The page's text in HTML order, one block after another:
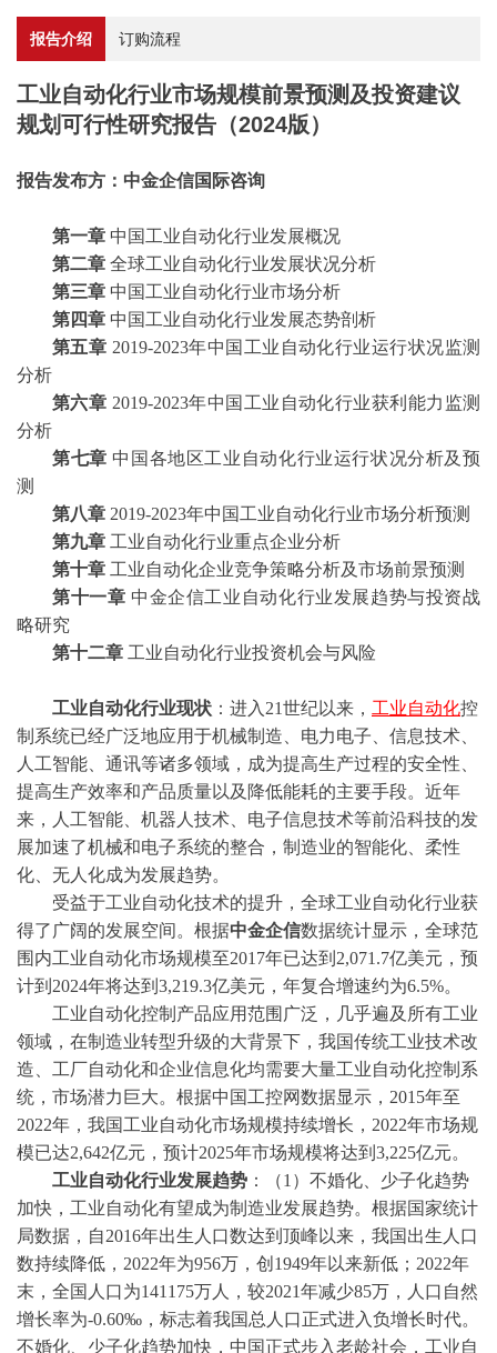
报告介绍 订购流程
工业自动化行业市场规模前景预测及投资建议
规划可行性研究报告（2024版）
报告发布方：中金企信国际咨询
第一章 中国工业自动化行业发展概况
第二章 全球工业自动化行业发展状况分析
第三章 中国工业自动化行业市场分析
第四章 中国工业自动化行业发展态势剖析
第五章 2019-2023年中国工业自动化行业运行状况监测
分析
第六章 2019-2023年中国工业自动化行业获利能力监测
分析
第七章 中国各地区工业自动化行业运行状况分析及预
测
第八章 2019-2023年中国工业自动化行业市场分析预测
第九章 工业自动化行业重点企业分析
第十章 工业自动化企业竞争策略分析及市场前景预测
第十一章 中金企信工业自动化行业发展趋势与投资战
略研究
第十二章 工业自动化行业投资机会与风险
工业自动化行业现状 ：进入21世纪以来， 工业自动化控
制系统已经广泛地应用于机械制造、电力电子、信息技术、
人工智能、通讯等诸多领域，成为提高生产过程的安全性、
提高生产效率和产品质量以及降低能耗的主要手段。近年
来，人工智能、机器人技术、电子信息技术等前沿科技的发
展加速了机械和电子系统的整合，制造业的智能化、柔性
化、无人化成为发展趋势。
受益于工业自动化技术的提升，全球工业自动化行业获
得了广阔的发展空间。根据中金企信数据统计显示，全球范
围内工业自动化市场规模至2017年已达到2,071.7亿美元，预
计到2024年将达到3,219.3亿美元，年复合增速约为6.5%。
工业自动化控制产品应用范围广泛，几乎遍及所有工业
领域，在制造业转型升级的大背景下，我国传统工业技术改
造、工厂自动化和企业信息化均需要大量工业自动化控制系
统，市场潜力巨大。根据中国工控网数据显示， 2015年至
2022年，我国工业自动化市场规模持续增长，2022年市场规
模已达2,642亿元，预计2025年市场规模将达到3,225亿元。
工业自动化行业发展趋势 ：（1）不婚化、少子化趋势
加快，工业自动化有望成为制造业发展趋势。根据国家统计
局数据，自2016年出生人口数达到顶峰以来，我国出生人口
数持续降低，2022年为956万，创1949年以来新低；2022年
末，全国人口为141175万人，较2021年减少85万，人口自然
增长率为-0.60‰，标志着我国总人口正式进入负增长时代。
不婚化、少子化趋势加快，中国正式步入老龄社会，工业自